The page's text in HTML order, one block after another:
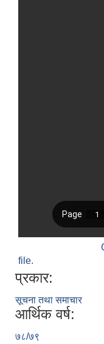
file.
प्रकार:
सूचना तथा समाचार
आर्थिक वर्ष:
७८/७९